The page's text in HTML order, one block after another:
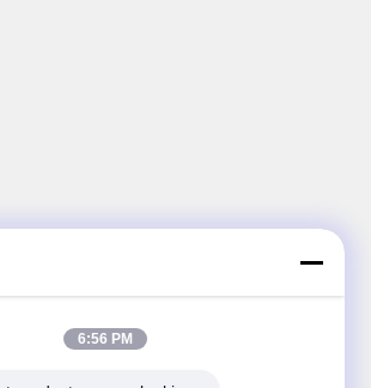
기 위해 뉴스레터에 가입하십시오.
6:56 PM